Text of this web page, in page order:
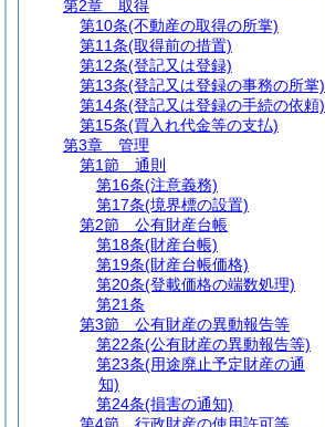
第2章
取得
第10条(不動産の取得の所掌)
第11条(取得前の措置)
第12条(登記又は登録)
第13条(登記又は登録の事務の所掌)
第14条(登記又は登録の手続の依頼)
第15条(買入れ代金等の支払)
第3章
管理
第1節
通則
第16条(注意義務)
第17条(境界標の設置)
第2節
公有財産台帳
第18条(財産台帳)
第19条(財産台帳価格)
第20条(登載価格の端数処理)
第21条
第3節
公有財産の異動報告等
第22条(公有財産の異動報告等)
第23条(用途廃止予定財産の通
知)
第24条(損害の通知)